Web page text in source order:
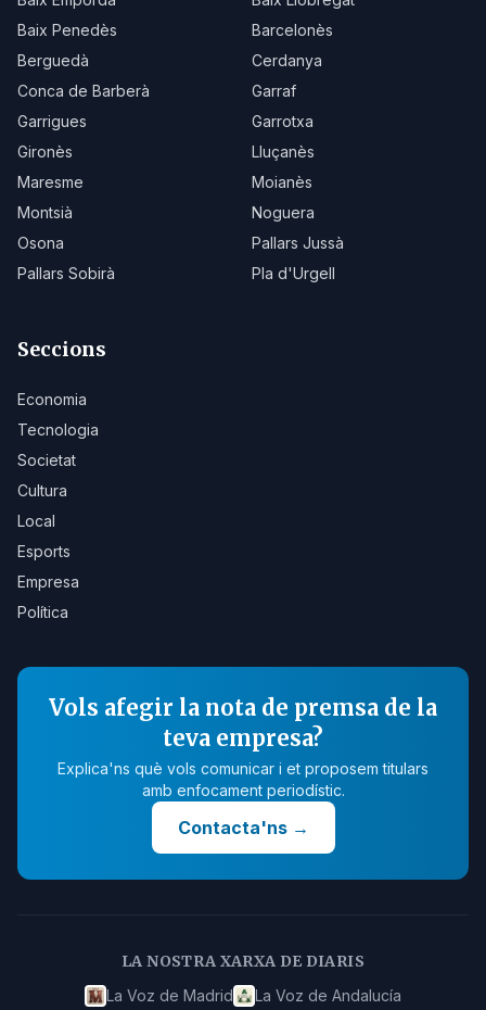
Baix Penedès
Barcelonès
Berguedà
Cerdanya
Conca de Barberà
Garraf
Garrigues
Garrotxa
Gironès
Lluçanès
Maresme
Moianès
Montsià
Noguera
Osona
Pallars Jussà
Pallars Sobirà
Pla d'Urgell
Seccions
Economia
Tecnologia
Societat
Cultura
Local
Esports
Empresa
Política
Vols afegir la nota de premsa de la
teva empresa?
Explica'ns què vols comunicar i et proposem titulars
amb enfocament periodístic.
Contacta'ns→
LA NOSTRA XARXA DE DIARIS
La Voz de Madrid La Voz de Andalucía